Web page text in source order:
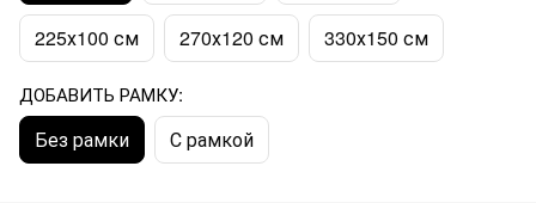
225х100 см 270х120 см 330х150 см
ДОБАВИТЬ РАМКУ:
Без рамки С рамкой